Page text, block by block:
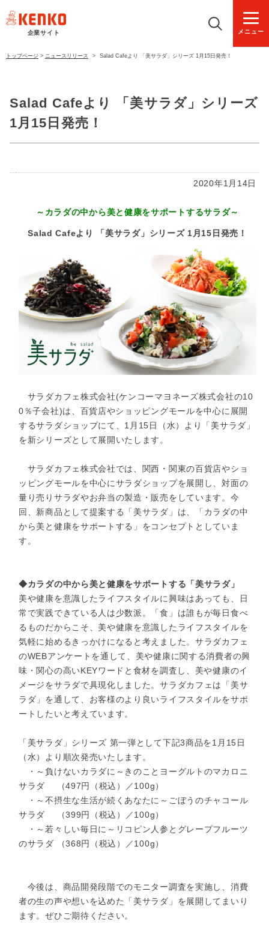
企業サイト メニュー
トップページ > ニュースリリース > Salad Cafeより 「美サラダ」シリーズ 1月15日発売！
Salad Cafeより 「美サラダ」シリーズ
1月15日発売！
2020年1月14日
～カラダの中から美と健康をサポートするサラダ～
Salad Cafeより 「美サラダ」シリーズ 1月15日発売！
サラダカフェ株式会社(ケンコーマヨネーズ株式会社の10
0％子会社)は、百貨店やショッピングモールを中心に展開
するサラダショップにて、1月15日（水）より「美サラダ」
を新シリーズとして展開いたします。
サラダカフェ株式会社では、関西・関東の百貨店やショ
ッピングモールを中心にサラダショップを展開し、対面の
量り売りサラダやお弁当の製造・販売をしています。今
回、新商品として提案する「美サラダ」は、「カラダの中
から美と健康をサポートする」をコンセプトとしていま
す。
◆カラダの中から美と健康をサポートする「美サラダ」
美や健康を意識したライフスタイルに興味はあっても、日
常で実践できている人は少数派。「食」は誰もが毎日食べ
るものだからこそ、美や健康を意識したライフスタイルを
気軽に始めるきっかけになると考えました。サラダカフェ
のWEBアンケートを通して、美や健康に関する消費者の興
味・関心の高いKEYワードと食材を調査し、美や健康のイ
メージをサラダで具現化しました。サラダカフェは「美サ
ラダ」を通して、お客様のより良いライフスタイルをサポ
ートしたいと考えています。
「美サラダ」シリーズ 第一弾として下記3商品を1月15日
（水）より順次発売いたします。
・～負けないカラダに～きのことヨーグルトのマカロニ
サラダ （497円（税込）／100g）
・～不摂生な生活が続くあなたに～ごぼうのチャコール
サラダ （399円（税込）／100g）
・～若々しい毎日に～リコピン人参とグレープフルーツ
のサラダ （368円（税込）／100g）
今後は、商品開発段階でのモニター調査を実施し、消費
者の生の声や想いを込めた「美サラダ」を展開してまいり
ます。ぜひご期待ください。